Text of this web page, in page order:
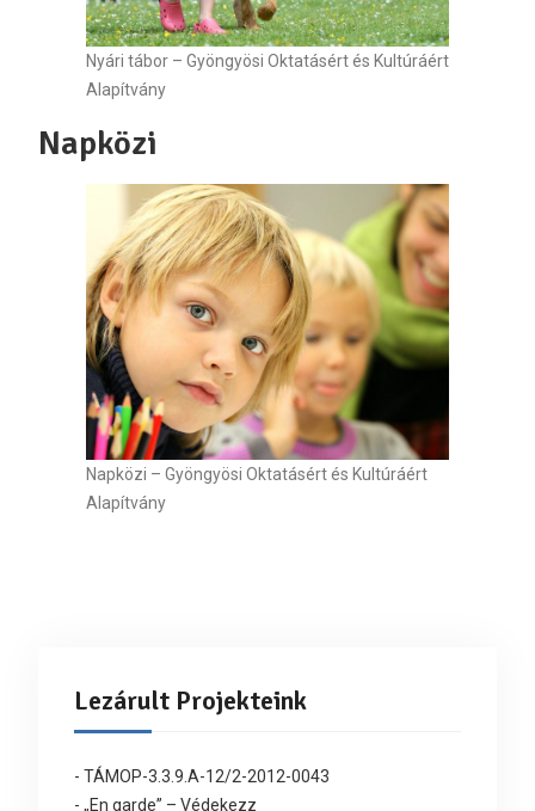
Nyári tábor – Gyöngyösi Oktatásért és Kultúráért
Alapítvány
Napközi
Napközi – Gyöngyösi Oktatásért és Kultúráért
Alapítvány
Lezárult Projekteink
- TÁMOP-3.3.9.A-12/2-2012-0043
- „En garde” – Védekezz